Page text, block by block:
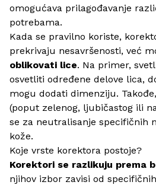
omogućava prilagođavanje
potrebama.
Kada se pravilno koriste,
prekrivaju nesavršenosti, već
oblikovati lice. Na primer,
osvetliti određene delove lica,
mogu dodati dimenziju.
(poput zelenog, ljubičastog ili
se za neutralisanje specifičnih
kože.
Koje vrste korektora postoje?
Korektori se razlikuju prema
njihov izbor zavisi od